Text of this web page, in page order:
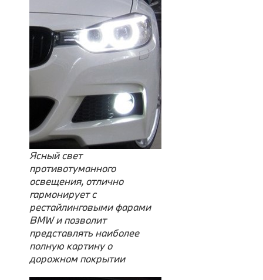
Ясный свет
противотуманного
освещения, отлично
гармонирует с
рестайлинговыми фарами
BMW и позволит
представлять наиболее
полную картину о
дорожном покрытии